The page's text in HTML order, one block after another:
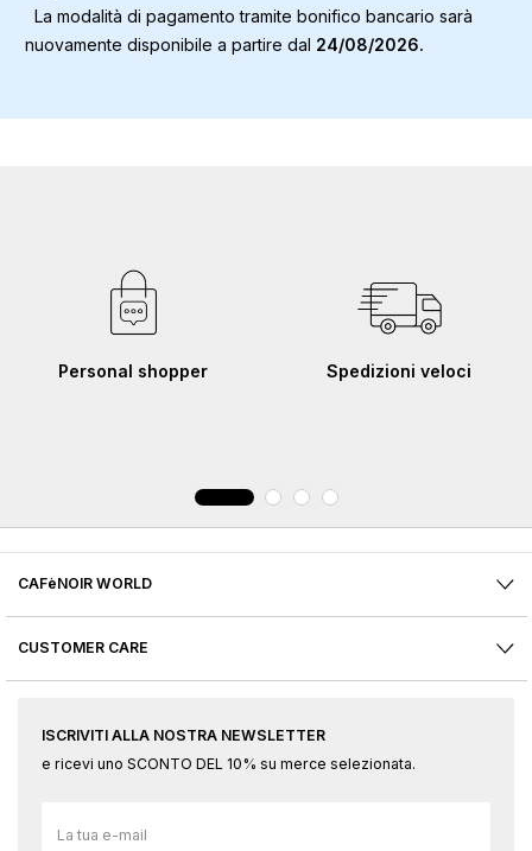
La modalità di pagamento tramite bonifico bancario sarà
nuovamente disponibile a partire dal 24/08/2026.
Personal shopper Spedizioni veloci
CAFèNOIR WORLD
CUSTOMER CARE
ISCRIVITI ALLA NOSTRA NEWSLETTER
e ricevi uno SCONTO DEL 10% su merce selezionata.
alla